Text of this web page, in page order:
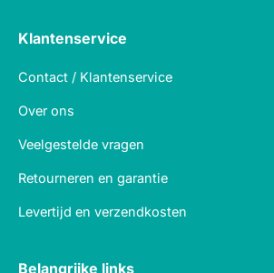
Klantenservice
Contact / Klantenservice
Over ons
Veelgestelde vragen
Retourneren en garantie
Levertijd en verzendkosten
Belangrijke links